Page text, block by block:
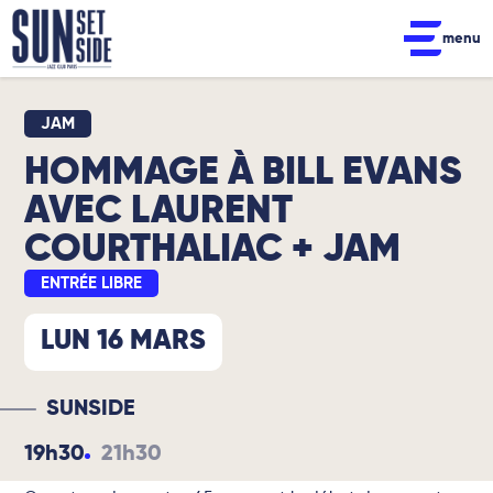
menu
JAM
HOMMAGE À BILL EVANS
AVEC LAURENT
COURTHALIAC + JAM
ENTRÉE LIBRE
LUN 16 MARS
SUNSIDE
19h30 21h30